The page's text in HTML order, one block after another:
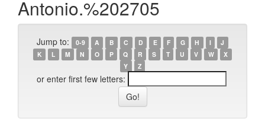
Antonio.%202705
Jump to: 0-9 A B C D E F G H I
J
K
L M N O P Q R S T U V W
X
Y
Z
or enter first few letters: